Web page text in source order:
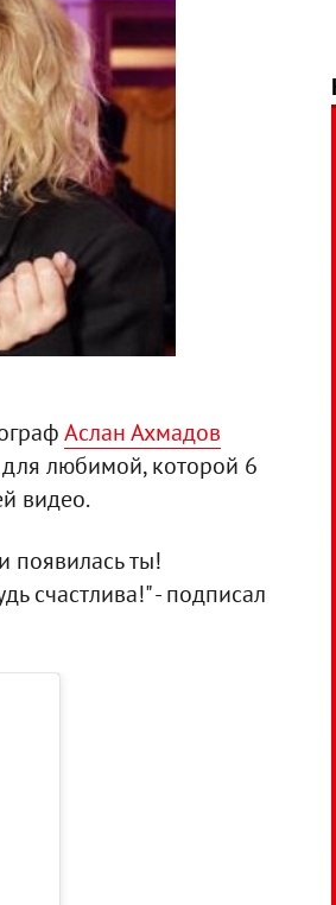
Аслан Ахмадов
любимой, которой 6
видео.
появилась ты!
счастлива!" - подписал